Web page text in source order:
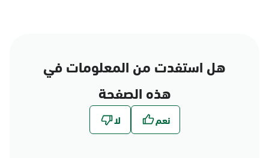
هل استفدت من المعلومات في
هذه الصفحة